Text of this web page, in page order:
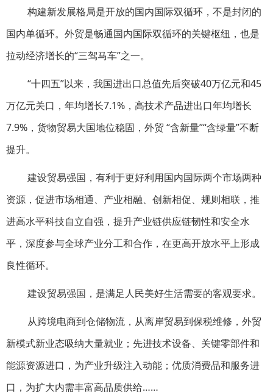
构建新发展格局是开放的国内国际双循环，不是封闭的
国内单循环。外贸是畅通国内国际双循环的关键枢纽，也是
拉动经济增长的“三驾马车”之一。
“十四五”以来，我国进出口总值先后突破40万亿元和45
万亿元关口，年均增长7.1%，高技术产品进出口年均增长
7.9%，货物贸易大国地位稳固，外贸 “含新量”“含绿量”不断
提升。
建设贸易强国，有利于更好利用国内国际两个市场两种
资源，促进市场相通、产业相融、创新相促、规则相联，推
进高水平科技自立自强，提升产业链供应链韧性和安全水
平，深度参与全球产业分工和合作，在更高开放水平上形成
良性循环。
建设贸易强国，是满足人民美好生活需要的客观要求。
从跨境电商到仓储物流，从离岸贸易到保税维修，外贸
新模式新业态吸纳大量就业；先进技术设备、关键零部件和
能源资源进口，为产业升级注入动能；优质消费品和服务进
口，为扩大内需丰富高品质供给……